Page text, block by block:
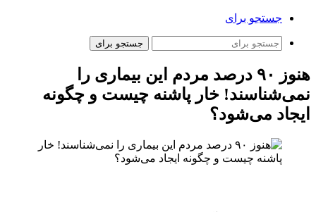
جستجو برای
جستجو برای
هنوز ۹۰ درصد مردم این بیماری را
نمی‌شناسند! خار پاشنه چیست و چگونه
ایجاد می‌شود؟